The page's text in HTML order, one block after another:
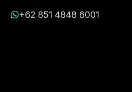
+62 851 4848 6001